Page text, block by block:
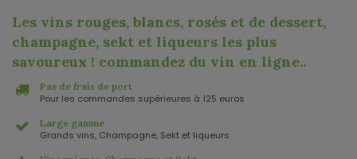
Les vins rouges, blancs, rosés et de dessert,
champagne, sekt et liqueurs les plus
savoureux ! commandez du vin en ligne..
Pas de frais de port
Pour les commandes supérieures à 125 euros
Large gamme
Grands vins, Champagne, Sekt et liqueurs